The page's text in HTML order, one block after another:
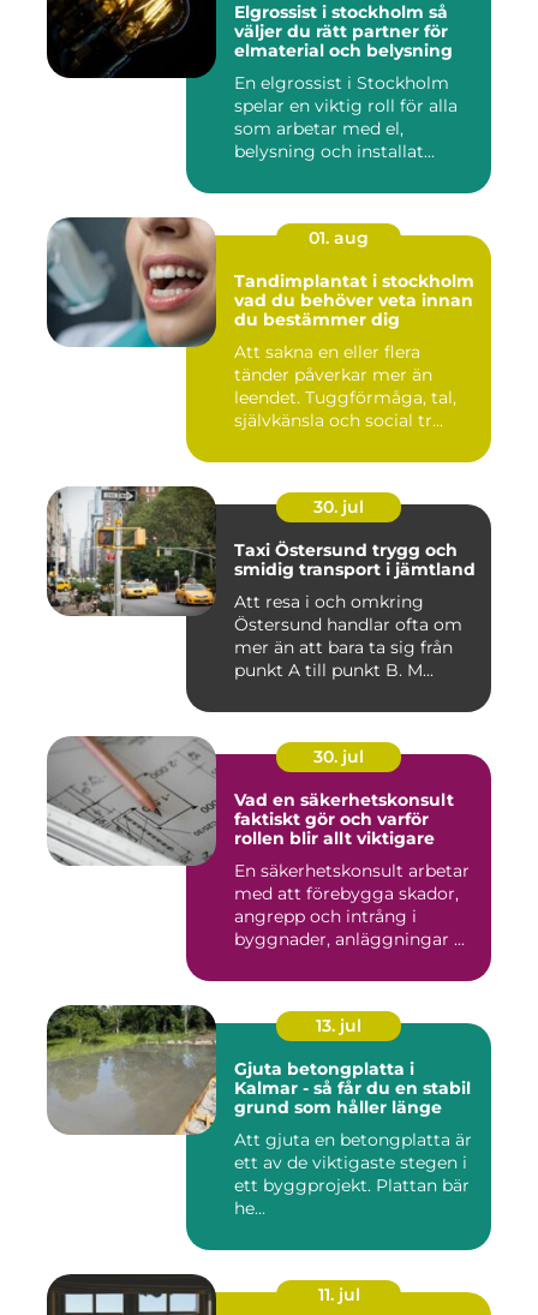
Elgrossist i stockholm så
väljer du rätt partner för
elmaterial och belysning
En elgrossist i Stockholm
spelar en viktig roll för alla
som arbetar med el,
belysning och installat...
01. aug
Tandimplantat i stockholm
vad du behöver veta innan
du bestämmer dig
Att sakna en eller flera
tänder påverkar mer än
leendet. Tuggförmåga, tal,
självkänsla och social tr...
30. jul
Taxi Östersund trygg och
smidig transport i jämtland
Att resa i och omkring
Östersund handlar ofta om
mer än att bara ta sig från
punkt A till punkt B. M...
30. jul
Vad en säkerhetskonsult
faktiskt gör och varför
rollen blir allt viktigare
En säkerhetskonsult arbetar
med att förebygga skador,
angrepp och intrång i
byggnader, anläggningar ...
13. jul
Gjuta betongplatta i
Kalmar - så får du en stabil
grund som håller länge
Att gjuta en betongplatta är
ett av de viktigaste stegen i
ett byggprojekt. Plattan bär
he...
11. jul